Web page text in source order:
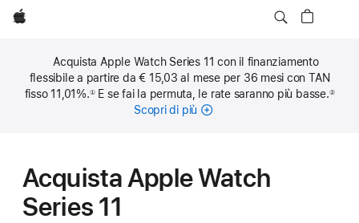
Apple
Acquista Apple Watch Series 11 con il finanziamento
flessibile a partire da € 15,03 al mese per 36 mesi con TAN
fisso 11,01%.①E se fai la permuta, le rate saranno più basse.②
Scopri di più sulle
Acquista Apple Watch
Series 11